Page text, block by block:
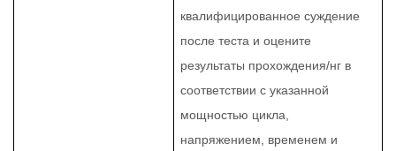
квалифицированное суждение
после теста и оцените
результаты прохождения/нг в
соответствии с указанной
мощностью цикла,
напряжением, временем и